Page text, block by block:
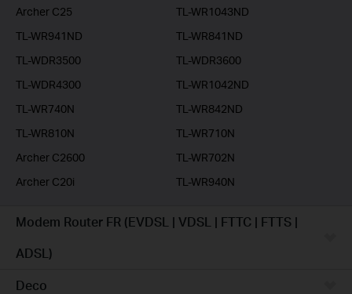
Archer C25
TL-WR1043ND
TL-WR941ND
TL-WR841ND
TL-WDR3500
TL-WDR3600
TL-WDR4300
TL-WR1042ND
TL-WR740N
TL-WR842ND
TL-WR810N
TL-WR710N
Archer C2600
TL-WR702N
Archer C20i
TL-WR940N
Modem Router FR (EVDSL | VDSL | FTTC | FTTS |
ADSL)
Deco